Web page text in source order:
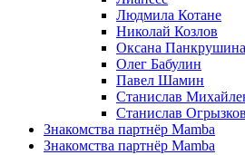
Людмила Котане
Николай Козлов
Оксана Панкрушина
Олег Бабулин
Павел Шамин
Станислав
Станислав Огрызков
Знакомства партнёр Mamba
Знакомства партнёр Mamba